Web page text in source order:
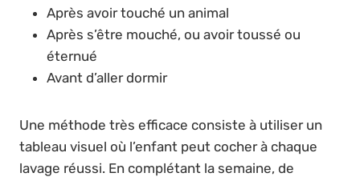
Après avoir touché un animal
Après s’être mouché, ou avoir toussé ou
éternué
Avant d’aller dormir
Une méthode très efficace consiste à utiliser un
tableau visuel où l’enfant peut cocher à chaque
lavage réussi. En complétant la semaine, de